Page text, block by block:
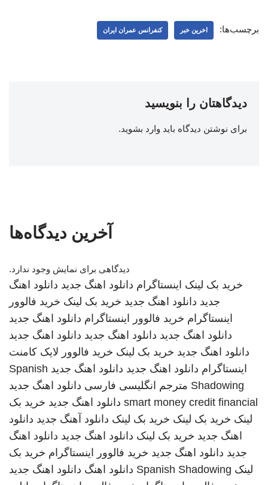
برچسب‌ها: اخرین خبر کنفرانس عمران ایران
دیدگاهتان را بنویسید
برای نوشتن دیدگاه باید وارد بشوید.
آخرین دیدگاه‌ها
دیدگاهی برای نمایش وجود ندارد.
خرید بک لینک اینستاگرام دانلود اهنگ جدید دانلود اهنگ
جدید دانلود اهنگ جدید خرید بک لینک خرید فالوور
اینستاگرام خرید فالوور اینستاگرام دانلود اهنگ جدید
دانلود اهنگ جدید دانلود اهنگ جدید دانلود اهنگ جدید
دانلود اهنگ جدید خرید بک لینک خرید فالوور لایک کامنت
اینستاگرام دانلود اهنگ جدید دانلود اهنگ جدید Spanish
Shadowing مترجم انگلیسی فارسی دانلود اهنگ جدید
smart money credit financial دانلود اهنگ جدید خرید بک
لینک خرید بک لینک خرید بک لینک دانلود آهنگ جدید دانلود
اهنگ جدید خرید بک لینک دانلود اهنگ جدید دانلود اهنگ
جدید دانلود اهنگ جدید خرید فالوور اینستاگرام خرید بک
لینک Spanish Shadowing دانلود اهنگ دانلود اهنگ جدید